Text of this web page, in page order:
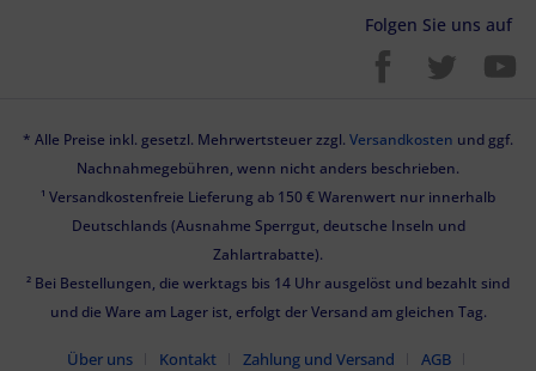
Folgen Sie uns auf
* Alle Preise inkl. gesetzl. Mehrwertsteuer zzgl. Versandkosten und ggf.
Nachnahmegebühren, wenn nicht anders beschrieben.
¹ Versandkostenfreie Lieferung ab 150 € Warenwert nur innerhalb
Deutschlands (Ausnahme Sperrgut, deutsche Inseln und
Zahlartrabatte).
² Bei Bestellungen, die werktags bis 14 Uhr ausgelöst und bezahlt sind
und die Ware am Lager ist, erfolgt der Versand am gleichen Tag.
Über uns Kontakt Zahlung und Versand
AGB